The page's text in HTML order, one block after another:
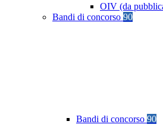
OIV (da
Bandi di concorso 90
Bandi di concorso 90